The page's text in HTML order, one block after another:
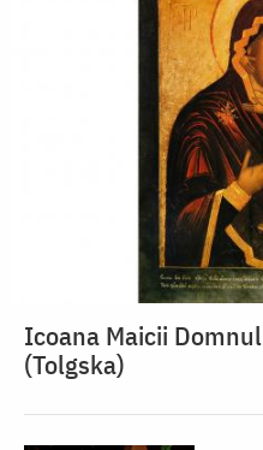
Icoana Maicii
(Tolgska)